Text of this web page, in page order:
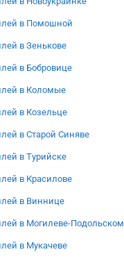
в Помошной
в Зенькове
в Бобровице
в Коломые
в Козельце
в Старой Синяве
в Турийске
в Красилове
в Виннице
в Могилеве-Подольском
в Мукачеве